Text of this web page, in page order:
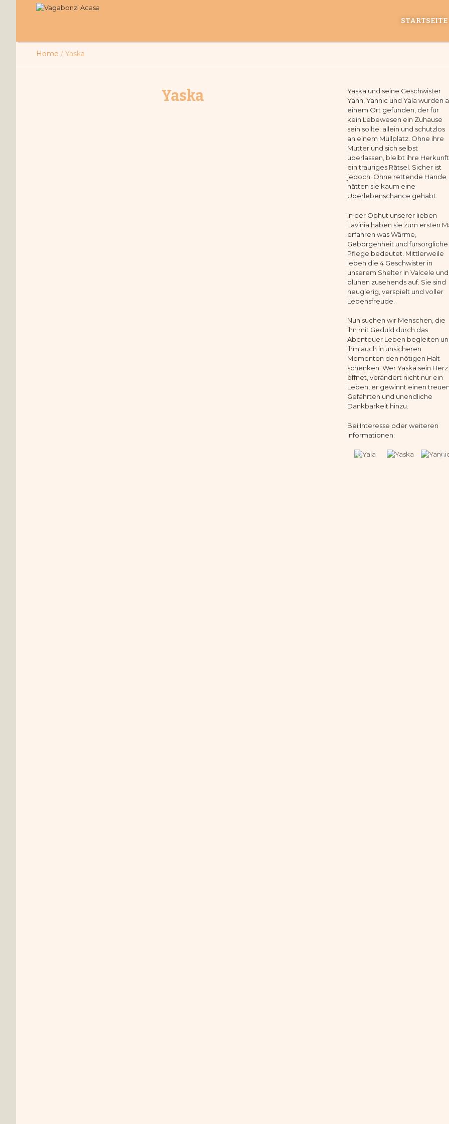
STARTSEITE
Home / Yaska
Yaska
Yaska und seine Geschwister
Yann, Yannic und Yala wurden
einem Ort gefunden, der für
kein Lebewesen ein Zuhause
sein sollte: allein und schutzlos
an einem Müllplatz. Ohne ihre
Mutter und sich selbst
überlassen, bleibt ihre Herkunft
ein trauriges Rätsel. Sicher ist
jedoch: Ohne rettende Hände
hätten sie kaum eine
Überlebenschance gehabt.
In der Obhut unserer lieben
Lavinia haben sie zum ersten
erfahren was Wärme,
Geborgenheit und fürsorgliche
Pflege bedeutet. Mittlerweile
leben die 4 Geschwister in
unserem Shelter in Valcele und
blühen zusehends auf. Sie sind
neugierig, verspielt und voller
Lebensfreude.
Nun suchen wir Menschen, die
ihn mit Geduld durch das
Abenteuer Leben begleiten
ihm auch in unsicheren
Momenten den nötigen Halt
schenken. Wer Yaska sein Herz
öffnet, verändert nicht nur ein
Leben, er gewinnt einen treuen
Gefährten und unendliche
Dankbarkeit hinzu.
Bei Interesse oder weiteren
Informationen: